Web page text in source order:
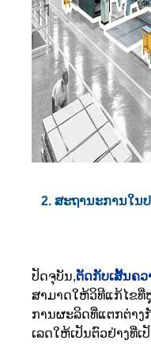
2. ສະຖານະການໃນ
ປັດຈຸບັນ,ຕັດກັບເສັ້ນຄວ
ສາມາດໃຫ້ວິທີແກ້ໄຂທີ່
ການຜະລິດທີ່ແຕກຕ່າງ
ເລດໃຫ້ເປັນຕົວຢ່າງທີ່ເ